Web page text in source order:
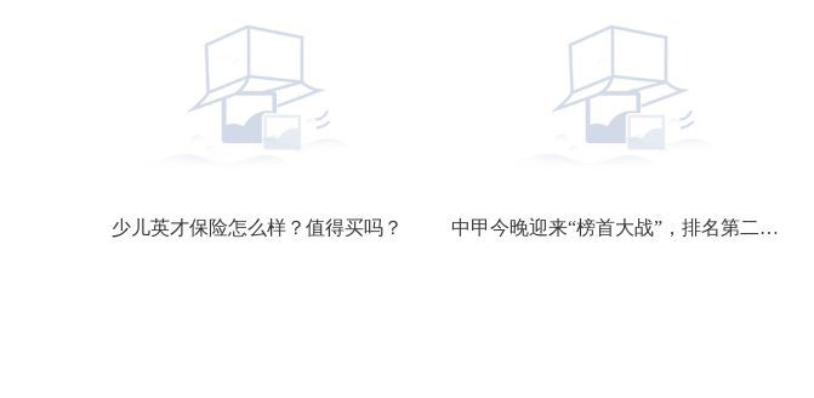
少儿英才保险怎么样？值得买吗？ 中甲今晚迎来“榜首大战”，排名第二的南京城市主场对阵领头羊广西